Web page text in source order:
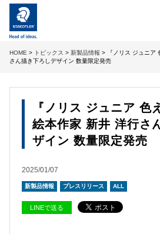
HOME > トピックス > 新製品情報 > 『ノリス ジュニア
さん描き下ろしデザイン 数量限定発売
『ノリス ジュニア 色
絵本作家 新井 洋行さ
ザイン 数量限定発売
2025/01/07
新製品情報 プレスリリース ALL
LINEで送る